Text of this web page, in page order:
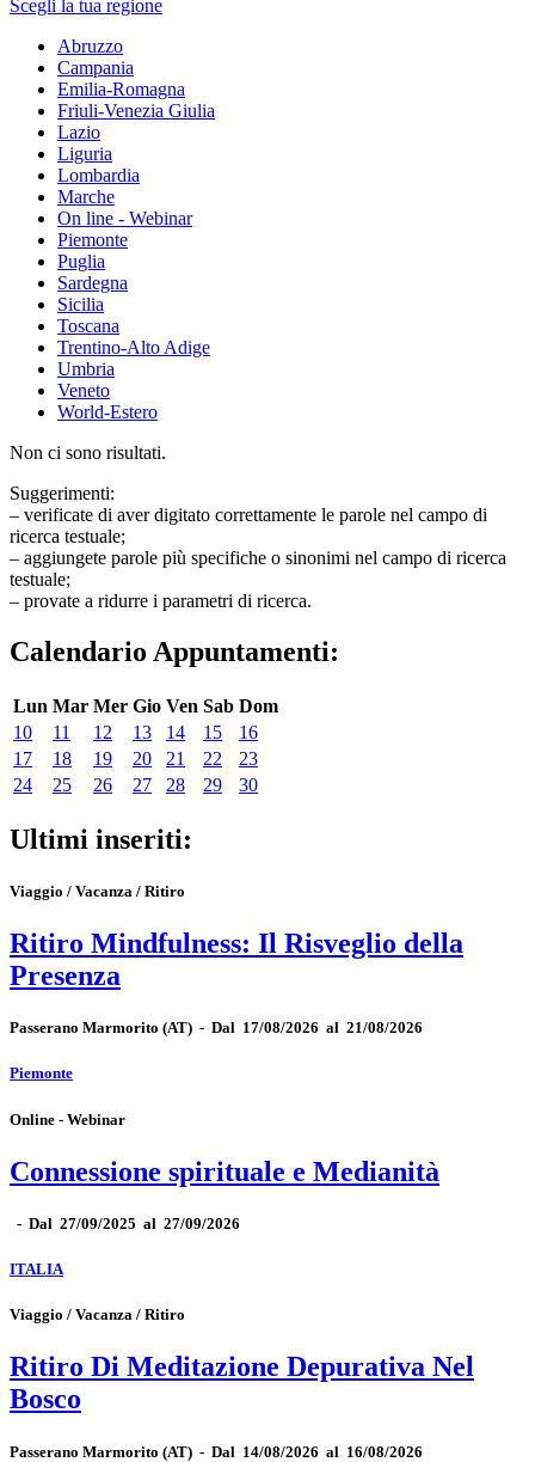
Scegli la tua regione
Abruzzo
Campania
Emilia-Romagna
Friuli-Venezia Giulia
Lazio
Liguria
Lombardia
Marche
On line - Webinar
Piemonte
Puglia
Sardegna
Sicilia
Toscana
Trentino-Alto Adige
Umbria
Veneto
World-Estero
Non ci sono risultati.
Suggerimenti:
– verificate di aver digitato correttamente le parole nel campo di
ricerca testuale;
– aggiungete parole più specifiche o sinonimi nel campo di ricerca
testuale;
– provate a ridurre i parametri di ricerca.
Calendario Appuntamenti:
Lun Mar Mer Gio Ven Sab Dom
10
11 12 13 14 15
16
17
18 19 20 21 22
23
24
25 26 27 28 29 30
Ultimi inseriti:
Viaggio / Vacanza / Ritiro
Ritiro Mindfulness: Il Risveglio della
Presenza
Passerano Marmorito (AT) - Dal 17/08/2026 al 21/08/2026
Piemonte
Online - Webinar
Connessione spirituale e Medianità
- Dal 27/09/2025 al 27/09/2026
ITALIA
Viaggio / Vacanza / Ritiro
Ritiro Di Meditazione Depurativa Nel
Bosco
Passerano Marmorito (AT) - Dal 14/08/2026 al 16/08/2026